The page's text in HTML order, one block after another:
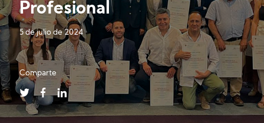
Profesional
5 de julio de 2024
Comparte